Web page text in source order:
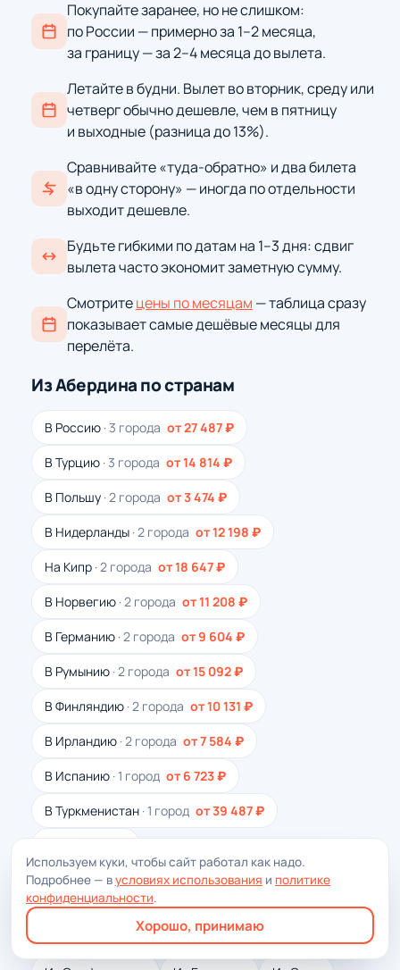
Покупайте заранее, но не слишком:
по России — примерно за 1–2 месяца,
за границу — за 2–4 месяца до вылета.
Летайте в будни. Вылет во вторник, среду или
четверг обычно дешевле, чем в пятницу
и выходные (разница до 13%).
Сравнивайте «туда-обратно» и два билета
«в одну сторону» — иногда по отдельности
выходит дешевле.
Будьте гибкими по датам на 1–3 дня: сдвиг
вылета часто экономит заметную сумму.
Смотритецены по месяцам — таблица сразу
показывает самые дешёвые месяцы для
перелёта.
Из Абердина по странам
В Россию · 3 города от 27 487 ₽
В Турцию · 3 города от 14 814 ₽
В Польшу · 2 города от 3 474 ₽
В Нидерланды · 2 города от 12 198 ₽
На Кипр · 2 города от 18 647 ₽
В Норвегию · 2 города от 11 208 ₽
В Германию · 2 города от 9 604 ₽
В Румынию · 2 города от 15 092 ₽
В Финляндию · 2 города от 10 131 ₽
В Ирландию · 2 города от 7 584 ₽
В Испанию · 1 город от 6 723 ₽
В Туркменистан · 1 город от 39 487 ₽
Вылеты из других городов
Авиабилеты в Абердин → Из Санкт-Петербурга
Используем куки, чтобы сайт работал как надо.
Подробнее — вусловиях использования и политике
конфиденциальности.
Хорошо, принимаю